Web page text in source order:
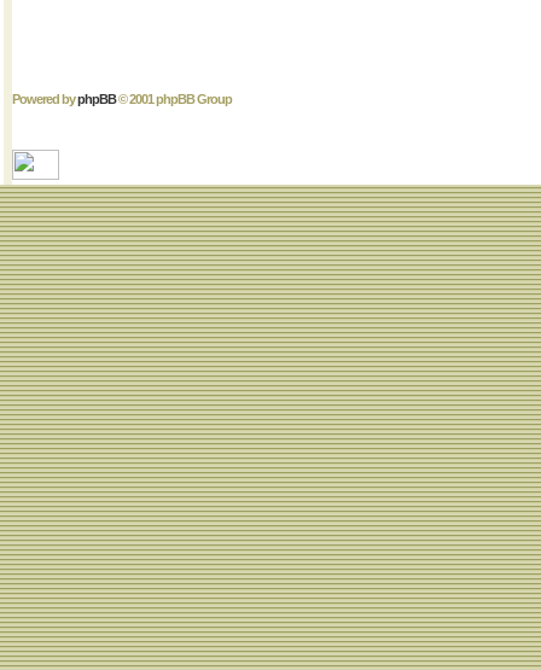
Powered byphpBB© 2001 phpBB Group